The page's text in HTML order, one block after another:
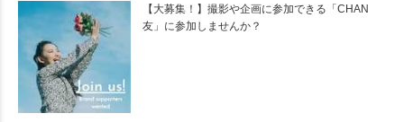
【大募集！】撮影や企画に参加できる「CHAN
友」に参加しませんか？